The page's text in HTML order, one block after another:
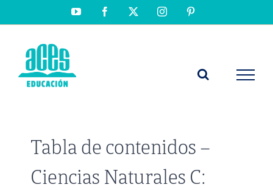
YouTubeFacebook Instagram
Tabla de contenidos –
Ciencias Naturales C: